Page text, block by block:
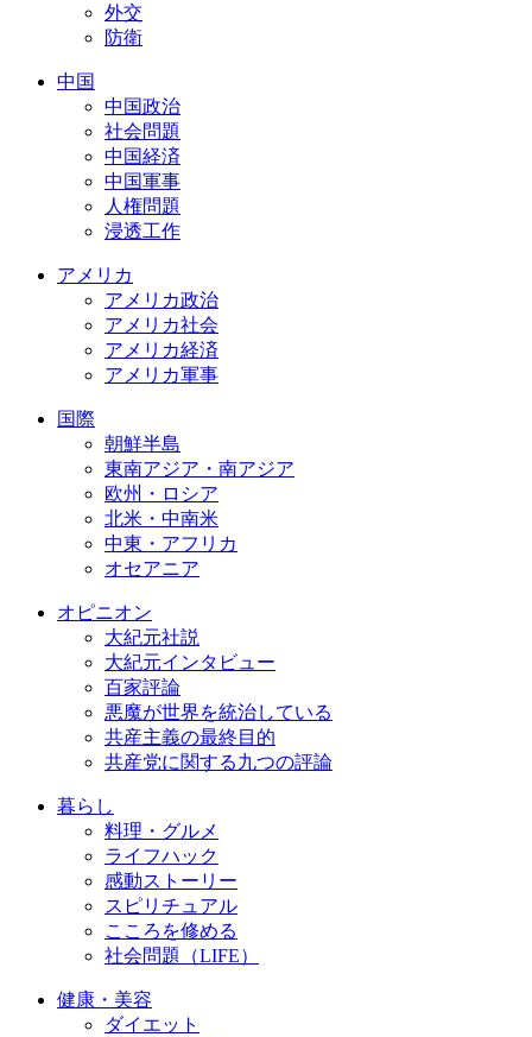
外交
防衛
中国
中国政治
社会問題
中国経済
中国軍事
人権問題
浸透工作
アメリカ
アメリカ政治
アメリカ社会
アメリカ経済
アメリカ軍事
国際
朝鮮半島
東南アジア・南アジア
欧州・ロシア
北米・中南米
中東・アフリカ
オセアニア
オピニオン
大紀元社説
大紀元インタビュー
百家評論
悪魔が世界を統治している
共産主義の最終目的
共産党に関する九つの評論
暮らし
料理・グルメ
ライフハック
感動ストーリー
スピリチュアル
こころを修める
社会問題（LIFE）
健康・美容
ダイエット